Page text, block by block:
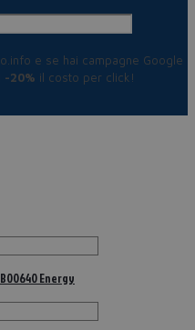
e se hai campagne Google
-20% il costo per click!
Energy